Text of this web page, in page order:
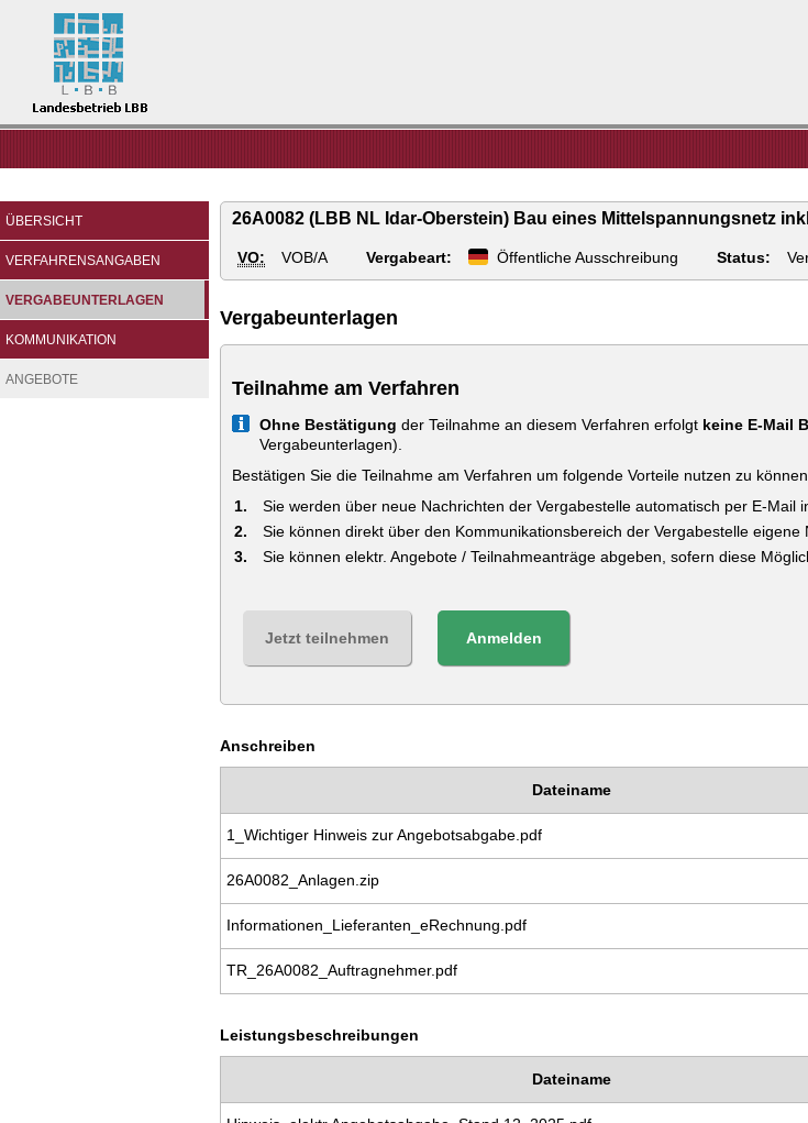
Landesbetrieb
ÜBERSICHT
VERFAHRENSANGABEN
VERGABEUNTERLAGEN
KOMMUNIKATION
ANGEBOTE
26A0082 (LBB NL Idar-Oberstein) Bau eines Mittelspannungsnetz
VO: VOB/A Vergabeart: Öffentliche Ausschreibung Status:
Vergabeunterlagen
Teilnahme am Verfahren
Info
Ohne Bestätigung der Teilnahme an diesem Verfahren erfolgt keine E-Mail
Vergabeunterlagen).
Bestätigen Sie die Teilnahme am Verfahren um folgende Vorteile nutzen zu
Sie werden über neue Nachrichten der Vergabestelle automatisch per E-Mail
Sie können direkt über den Kommunikationsbereich der Vergabestelle eigene
Sie können elektr. Angebote / Teilnahmeanträge abgeben, sofern diese
Jetzt teilnehmen Anmelden
Anschreiben
Dateiname
1_Wichtiger Hinweis zur Angebotsabgabe.pdf
26A0082_Anlagen.zip
Informationen_Lieferanten_eRechnung.pdf
TR_26A0082_Auftragnehmer.pdf
Leistungsbeschreibungen
Dateiname